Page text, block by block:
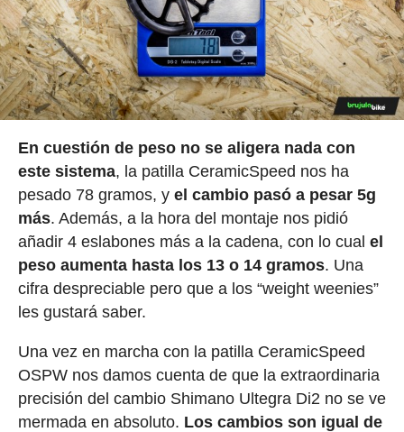
En cuestión de peso no se aligera nada con
este sistema, la patilla CeramicSpeed nos ha
pesado 78 gramos, y el cambio pasó a pesar 5g
más. Además, a la hora del montaje nos pidió
añadir 4 eslabones más a la cadena, con lo cual el
peso aumenta hasta los 13 o 14 gramos. Una
cifra despreciable pero que a los “weight weenies”
les gustará saber.
Una vez en marcha con la patilla CeramicSpeed
OSPW nos damos cuenta de que la extraordinaria
precisión del cambio Shimano Ultegra Di2 no se ve
mermada en absoluto. Los cambios son igual de